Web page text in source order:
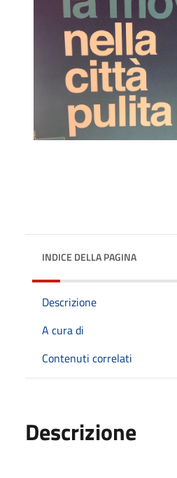
INDICE DELLA PAGINA
Descrizione
A cura di
Contenuti correlati
Descrizione